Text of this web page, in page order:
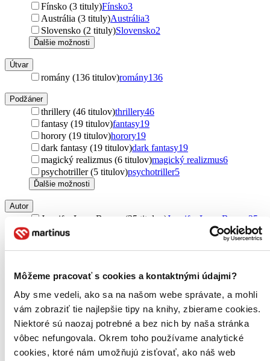
Môžeme pracovať s cookies a kontaktnými údajmi?
Aby sme vedeli, ako sa na našom webe správate, a mohli
vám zobraziť tie najlepšie tipy na knihy, zbierame cookies.
Niektoré sú naozaj potrebné a bez nich by naša stránka
vôbec nefungovala. Okrem toho používame analytické
cookies, ktoré nám umožňujú zisťovať, ako náš web
Fínsko (3 tituly)Fínsko3
Austrália (3 tituly)Austrália3
Slovensko (2 tituly)Slovensko2
Ďalšie možnosti
Útvar
romány (136 titulov)romány136
Podžáner
thrillery (46 titulov)thrillery46
fantasy (19 titulov)fantasy19
horory (19 titulov)horory19
dark fantasy (19 titulov)dark fantasy19
magický realizmus (6 titulov)magický realizmus6
psychotriller (5 titulov)psychotriller5
Ďalšie možnosti
Autor
Jennifer Lynn Barnes (25 titulov)Jennifer Lynn Barnes 25
Stephen King (19 titulov)
Nora Roberts (10 titulov) Nora Roberts10
Cass Green (8 titulov) Cass Green8
Mary Ellen Taylor (7 titulov)
Mary Ellen Taylor
Barbara Davis (6 titulov)Barbara Davis6
Rose Carlyle (6 titulov)Rose Carlyle 6
Graham Masterton (5 titulov) Graham Masterton5
Janelle Brown (5 titulov)Janelle Brown5